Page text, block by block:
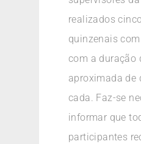
realizados
quinzenais
com a duração
aproximada de
cada. Faz-se
informar que
participantes